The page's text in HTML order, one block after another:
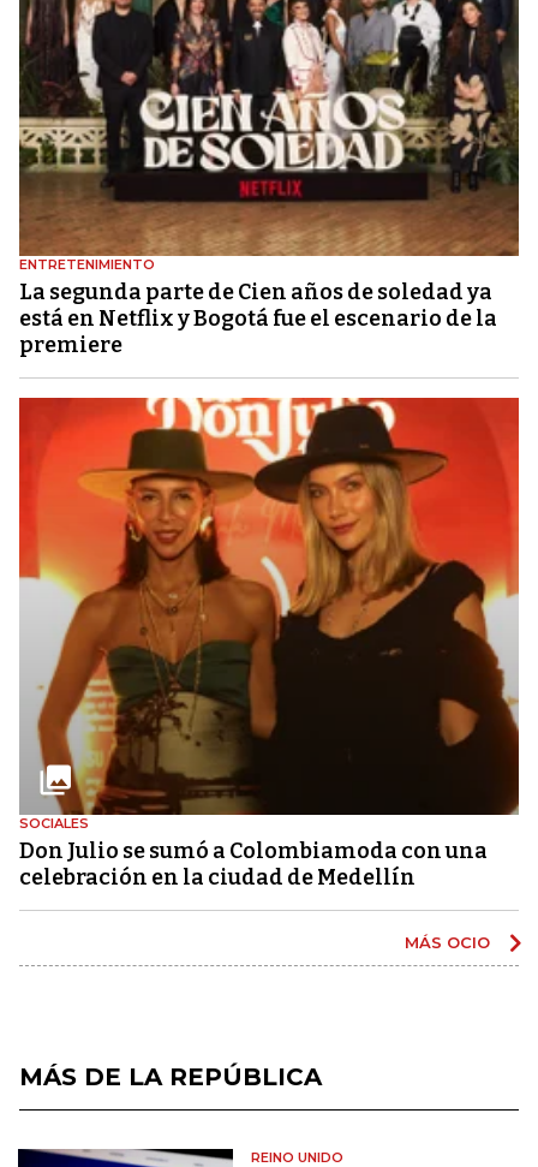
ENTRETENIMIENTO
La segunda parte de Cien años de soledad ya
está en Netflix y Bogotá fue el escenario de la
premiere
SOCIALES
Don Julio se sumó a Colombiamoda con una
celebración en la ciudad de Medellín
MÁS OCIO
MÁS DE LA REPÚBLICA
REINO UNIDO